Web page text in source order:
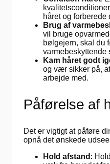
håret og forberede
Brug af
vil bruge
bølgejern, skal du
varmebeskyttende
Kam håret godt
og vær sikker på,
arbejde med.
Påførelse af
Det er vigtigt at påføre
opnå det ønskede
Hold afstand :